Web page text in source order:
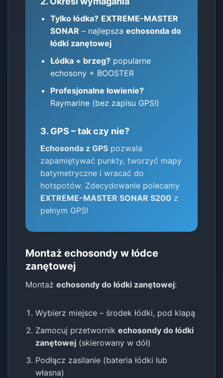
Tylko łódka? EXTREME-MASTER
SONAR – najlepszaechosonda do
łódki zanętowej
Łódka + brzeg? popularne
echosony + BOOSTER
Profesjonalne łowienie?
Raymarine (bez zapisu GPS!)
3. GPS – tak czy nie?
Echosonda z GPS pozwala
zapamiętywać punkty, tworzyć mapy
batymetryczne i wracać do
hotspotów. Zdecydowanie polecamy
EXTREME-MASTER SONAR S200 z
pełnym GPS!
Montaż echosondy w łódce
zanętowej
Montażechosondy do łódki zanętowej:
Wybierz miejsce – środek łódki, pod klapą
Zamocuj przetwornikechosondy do łódki
zanętowej (skierowany w dół)
Podłącz zasilanie (bateria łódki lub
własna)